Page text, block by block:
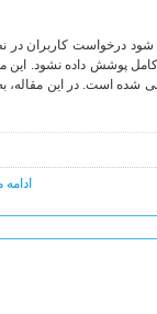
درخواست کاربران در
پوشش داده نشود. این
شده است. در این مقاله،